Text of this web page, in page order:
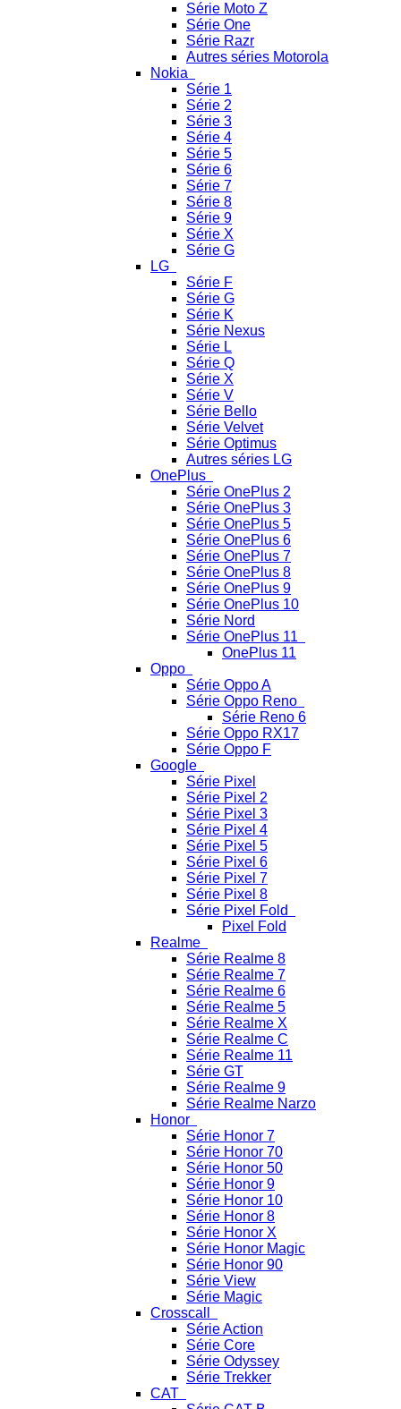
Série Moto Z
Série One
Série Razr
Autres séries Motorola
Nokia
Série 1
Série 2
Série 3
Série 4
Série 5
Série 6
Série 7
Série 8
Série 9
Série X
Série G
LG
Série F
Série G
Série K
Série Nexus
Série L
Série Q
Série X
Série V
Série Bello
Série Velvet
Série Optimus
Autres séries LG
OnePlus
Série OnePlus 2
Série OnePlus 3
Série OnePlus 5
Série OnePlus 6
Série OnePlus 7
Série OnePlus 8
Série OnePlus 9
Série OnePlus 10
Série Nord
Série OnePlus 11
OnePlus 11
Oppo
Série Oppo A
Série Oppo Reno
Série Reno 6
Série Oppo RX17
Série Oppo F
Google
Série Pixel
Série Pixel 2
Série Pixel 3
Série Pixel 4
Série Pixel 5
Série Pixel 6
Série Pixel 7
Série Pixel 8
Série Pixel Fold
Pixel Fold
Realme
Série Realme 8
Série Realme 7
Série Realme 6
Série Realme 5
Série Realme X
Série Realme C
Série Realme 11
Série GT
Série Realme 9
Série Realme Narzo
Honor
Série Honor 7
Série Honor 70
Série Honor 50
Série Honor 9
Série Honor 10
Série Honor 8
Série Honor X
Série Honor Magic
Série Honor 90
Série View
Série Magic
Crosscall
Série Action
Série Core
Série Odyssey
Série Trekker
CAT